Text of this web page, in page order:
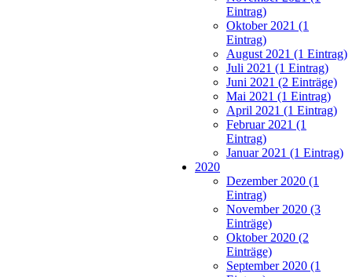
Eintrag)
Oktober 2021 (1
Eintrag)
August 2021 (1 Eintrag)
Juli 2021 (1 Eintrag)
Juni 2021 (2 Einträge)
Mai 2021 (1 Eintrag)
April 2021 (1 Eintrag)
Februar 2021 (1
Eintrag)
Januar 2021 (1 Eintrag)
2020
Dezember 2020 (1
Eintrag)
November 2020 (3
Einträge)
Oktober 2020 (2
Einträge)
September 2020 (1